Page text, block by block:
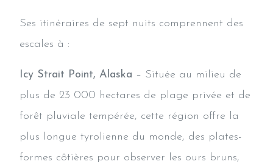
Ses itinéraires de sept nuits comprennent des
escales à :
Icy Strait Point, Alaska – Située au milieu de
plus de 23 000 hectares de plage privée et de
forêt pluviale tempérée, cette région offre la
plus longue tyrolienne du monde, des plates-
formes côtières pour observer les ours bruns,